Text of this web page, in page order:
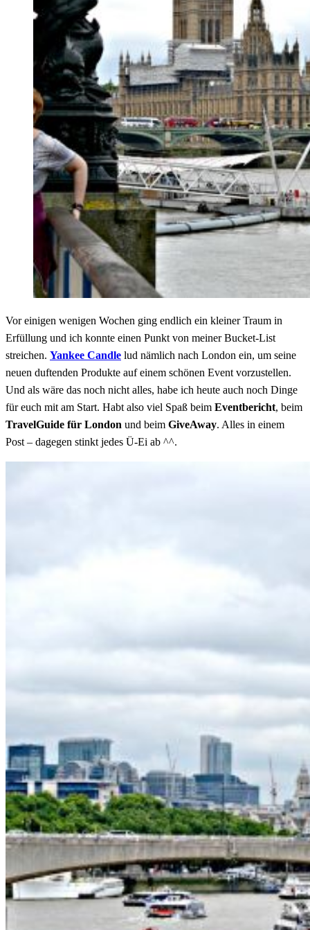
Vor einigen wenigen Wochen ging endlich ein kleiner Traum in
Erfüllung und ich konnte einen Punkt von meiner Bucket-List
streichen. Yankee Candle lud nämlich nach London ein, um seine
neuen duftenden Produkte auf einem schönen Event vorzustellen.
Und als wäre das noch nicht alles, habe ich heute auch noch Dinge
für euch mit am Start. Habt also viel Spaß beim Eventbericht, beim
TravelGuide für London und beim GiveAway. Alles in einem
Post – dagegen stinkt jedes Ü-Ei ab ^^.